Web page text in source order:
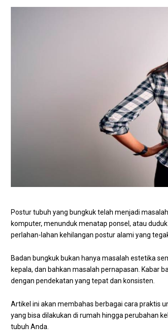
Postur tubuh yang bungkuk telah menjadi
komputer, menunduk menatap ponsel, atau
perlahan-lahan kehilangan postur alami yang
Badan bungkuk bukan hanya masalah estetika
kepala, dan bahkan masalah pernapasan. Kabar
dengan pendekatan yang tepat dan konsisten.
Artikel ini akan membahas berbagai cara praktis
yang bisa dilakukan di rumah hingga perubahan
tubuh Anda.